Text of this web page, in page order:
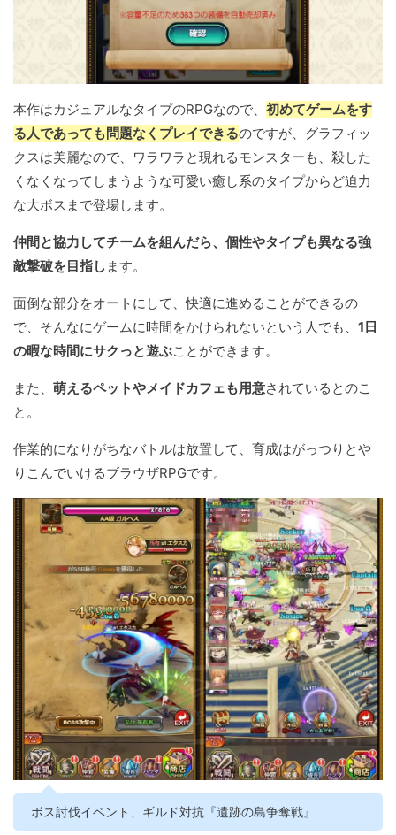
本作はカジュアルなタイプのRPGなので、 初めてゲームをす
る人であっても問題なくプレイできるのですが、グラフィッ
クスは美麗なので、ワラワラと現れるモンスターも、殺した
くなくなってしまうような可愛い癒し系のタイプからど迫力
な大ボスまで登場します。
仲間と協力してチームを組んだら、個性やタイプも異なる強
敵撃破を目指し ます。
面倒な部分をオートにして、快適に進めることができるの
で、そんなにゲームに時間をかけられないという人でも、 1日
の暇な時間にサクっと遊ぶことができます。
また、 萌えるペットやメイドカフェも用意されているとのこ
と。
作業的になりがちなバトルは放置して、育成はがっつりとや
りこんでいけるブラウザRPGです。
ボス討伐イベント、ギルド対抗『遺跡の島争奪戦』